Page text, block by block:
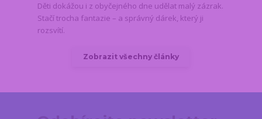
Děti dokážou i z obyčejného dne udělat malý zázrak.
Stačí trocha fantazie – a správný dárek, který ji
rozsvítí.
Zobrazit všechny články